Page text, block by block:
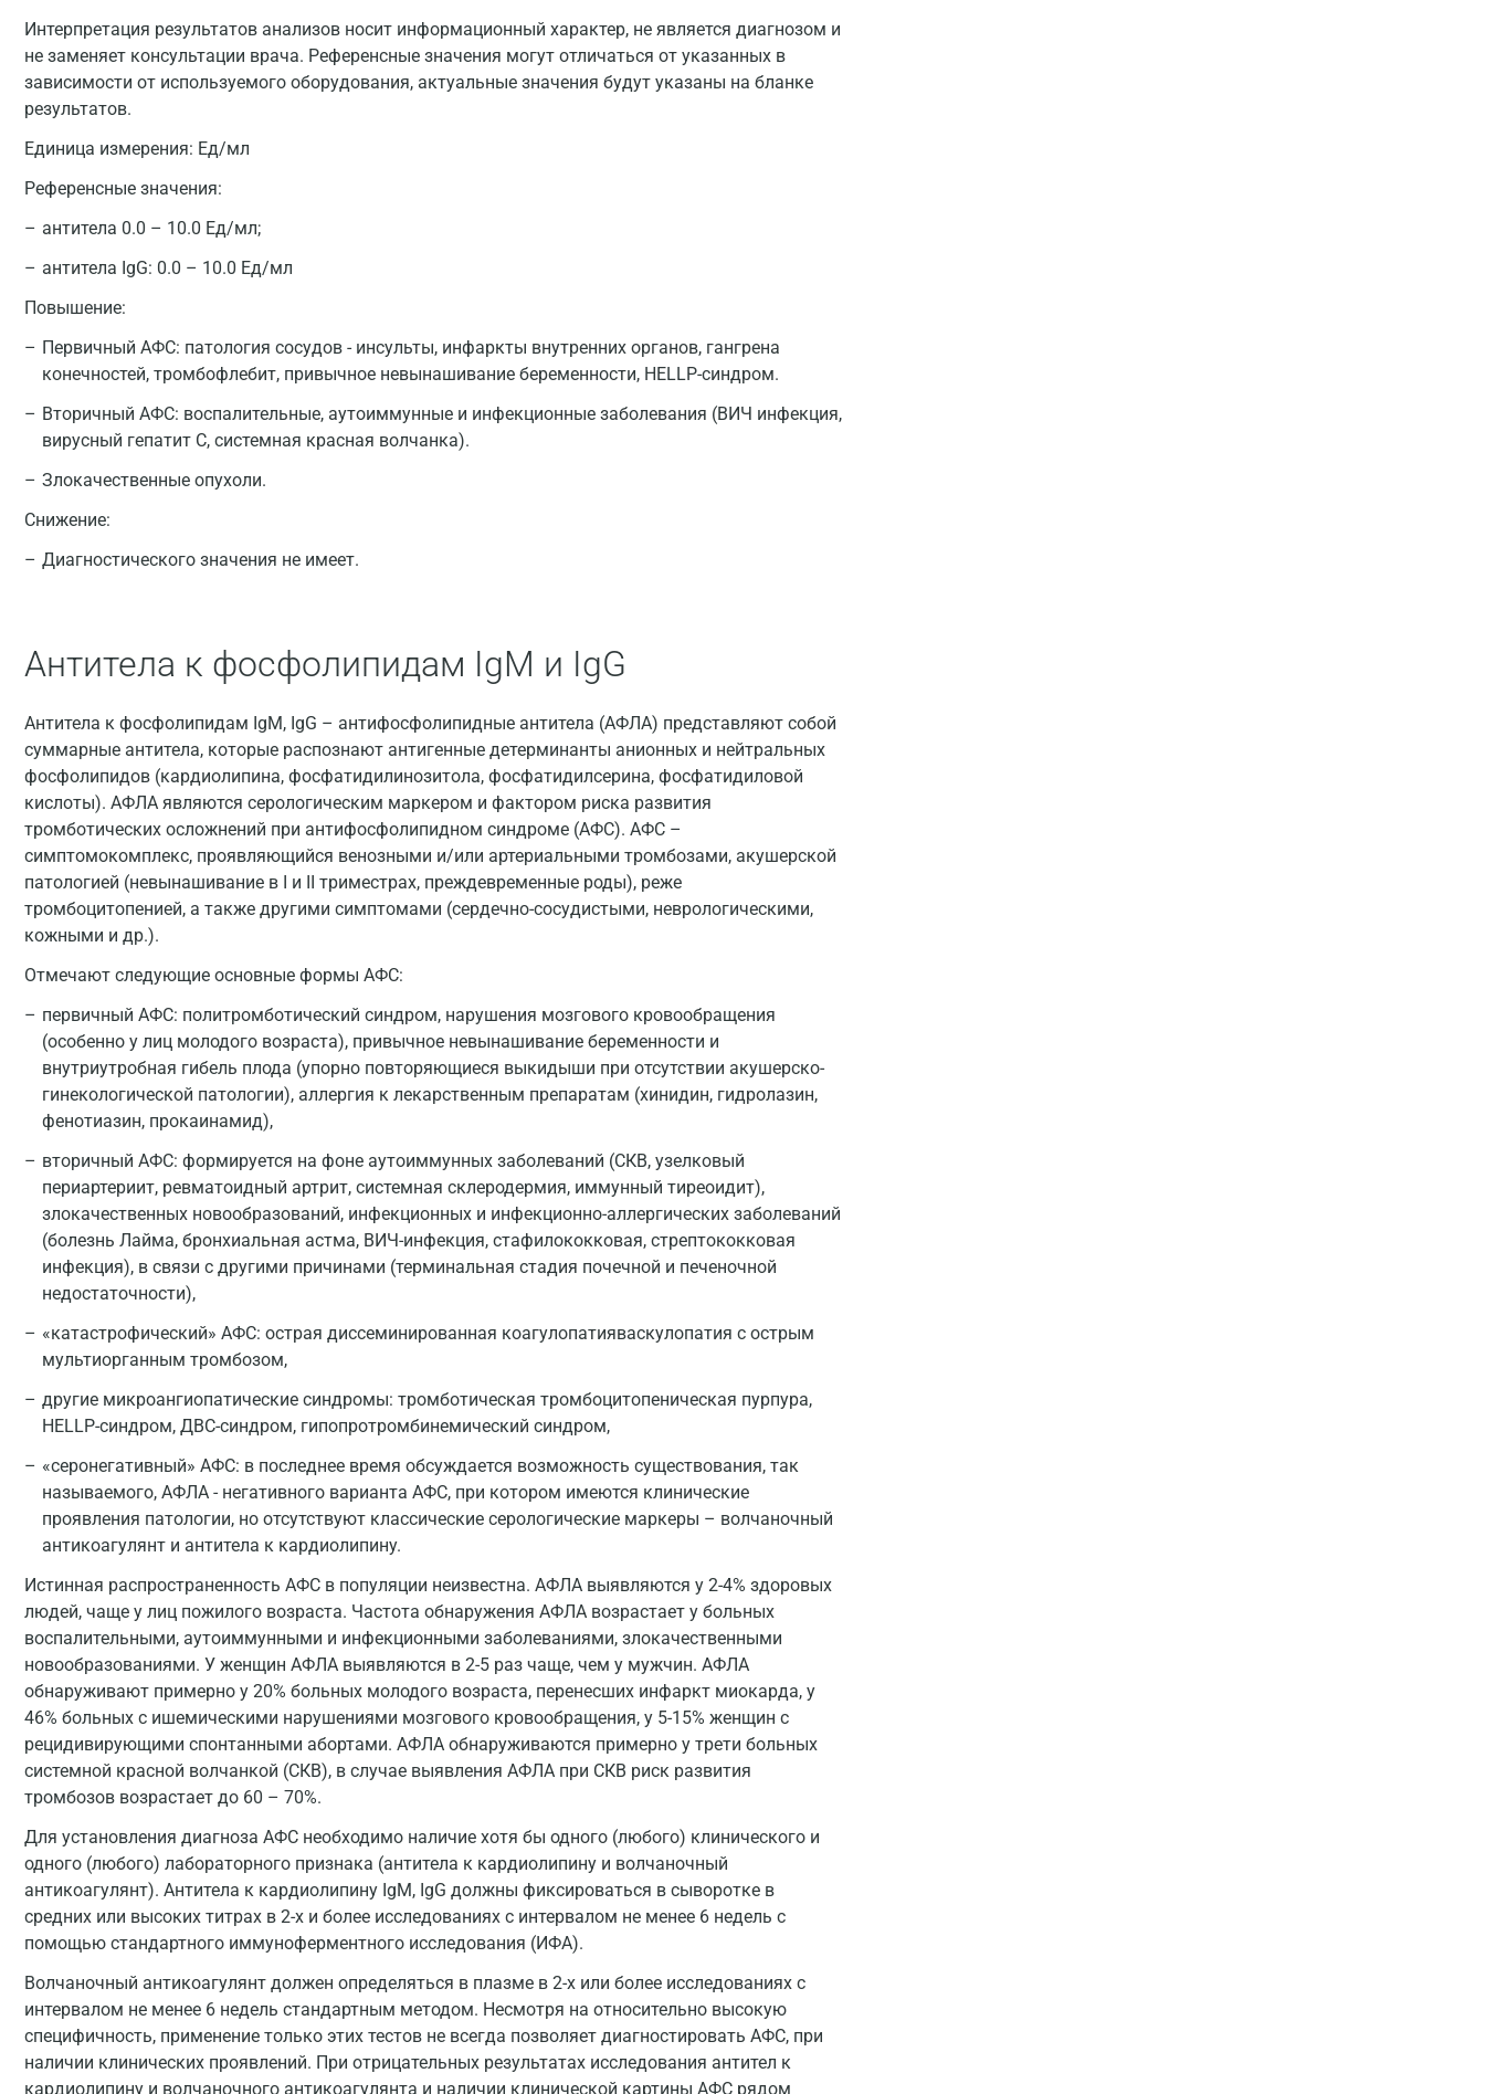
Интерпретация результатов анализов носит информационный характер, не является диагнозом и
не заменяет консультации врача. Референсные значения могут отличаться от указанных в
зависимости от используемого оборудования, актуальные значения будут указаны на бланке
результатов.
Единица измерения: Ед/мл
Референсные значения:
антитела 0.0 – 10.0 Ед/мл;
антитела IgG: 0.0 – 10.0 Ед/мл
Повышение:
Первичный АФС: патология сосудов - инсульты, инфаркты внутренних органов, гангрена
конечностей, тромбофлебит, привычное невынашивание беременности, HELLP-синдром.
Вторичный АФС: воспалительные, аутоиммунные и инфекционные заболевания (ВИЧ инфекция,
вирусный гепатит С, системная красная волчанка).
Злокачественные опухоли.
Снижение:
Диагностического значения не имеет.
Антитела к фосфолипидам IgM и IgG
Антитела к фосфолипидам IgM, IgG – антифосфолипидные антитела (АФЛА) представляют собой
суммарные антитела, которые распознают антигенные детерминанты анионных и нейтральных
фосфолипидов (кардиолипина, фосфатидилинозитола, фосфатидилсерина, фосфатидиловой
кислоты). АФЛА являются серологическим маркером и фактором риска развития
тромботических осложнений при антифосфолипидном синдроме (АФС). АФС –
симптомокомплекс, проявляющийся венозными и/или артериальными тромбозами, акушерской
патологией (невынашивание в I и II триместрах, преждевременные роды), реже
тромбоцитопенией, а также другими симптомами (сердечно-сосудистыми, неврологическими,
кожными и др.).
Отмечают следующие основные формы АФС:
первичный АФС: политромботический синдром, нарушения мозгового кровообращения
(особенно у лиц молодого возраста), привычное невынашивание беременности и
внутриутробная гибель плода (упорно повторяющиеся выкидыши при отсутствии акушерско-
гинекологической патологии), аллергия к лекарственным препаратам (хинидин, гидролазин,
фенотиазин, прокаинамид),
вторичный АФС: формируется на фоне аутоиммунных заболеваний (СКВ, узелковый
периартериит, ревматоидный артрит, системная склеродермия, иммунный тиреоидит),
злокачественных новообразований, инфекционных и инфекционно-аллергических заболеваний
(болезнь Лайма, бронхиальная астма, ВИЧ-инфекция, стафилококковая, стрептококковая
инфекция), в связи с другими причинами (терминальная стадия почечной и печеночной
недостаточности),
«катастрофический» АФС: острая диссеминированная коагулопатияваскулопатия с острым
мультиорганным тромбозом,
другие микроангиопатические синдромы: тромботическая тромбоцитопеническая пурпура,
HELLP-синдром, ДВС-синдром, гипопротромбинемический синдром,
«серонегативный» АФС: в последнее время обсуждается возможность существования, так
называемого, АФЛА - негативного варианта АФС, при котором имеются клинические
проявления патологии, но отсутствуют классические серологические маркеры – волчаночный
антикоагулянт и антитела к кардиолипину.
Истинная распространенность АФС в популяции неизвестна. АФЛА выявляются у 2-4% здоровых
людей, чаще у лиц пожилого возраста. Частота обнаружения АФЛА возрастает у больных
воспалительными, аутоиммунными и инфекционными заболеваниями, злокачественными
новообразованиями. У женщин АФЛА выявляются в 2-5 раз чаще, чем у мужчин. АФЛА
обнаруживают примерно у 20% больных молодого возраста, перенесших инфаркт миокарда, у
46% больных с ишемическими нарушениями мозгового кровообращения, у 5-15% женщин с
рецидивирующими спонтанными абортами. АФЛА обнаруживаются примерно у трети больных
системной красной волчанкой (СКВ), в случае выявления АФЛА при СКВ риск развития
тромбозов возрастает до 60 – 70%.
Для установления диагноза АФС необходимо наличие хотя бы одного (любого) клинического и
одного (любого) лабораторного признака (антитела к кардиолипину и волчаночный
антикоагулянт). Антитела к кардиолипину IgM, IgG должны фиксироваться в сыворотке в
средних или высоких титрах в 2-х и более исследованиях с интервалом не менее 6 недель с
помощью стандартного иммуноферментного исследования (ИФА).
Волчаночный антикоагулянт должен определяться в плазме в 2-х или более исследованиях с
интервалом не менее 6 недель стандартным методом. Несмотря на относительно высокую
специфичность, применение только этих тестов не всегда позволяет диагностировать АФС, при
наличии клинических проявлений. При отрицательных результатах исследования антител к
кардиолипину и волчаночного антикоагулянта и наличии клинической картины АФС рядом
Москва
Армавир
Астрахань
Балашиха
Барнаул
Брянск
Великий Новгород
Волгоград
Вологда
Всеволожск
Геленджик
Дзержинский
Долгопрудный
Екатеринбург
Жуковский
Звенигород
Зеленоград
Иваново
Ижевск
Истра
Йошкар-Ола
Калуга
Кемерово